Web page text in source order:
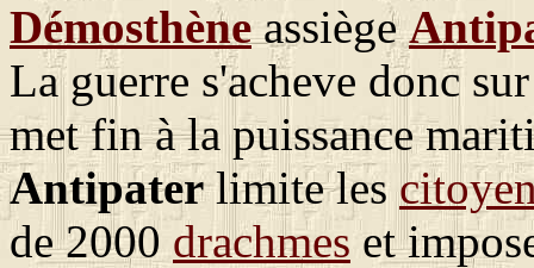
Démosthène assiège
La guerre s'acheve donc
met fin à la puissance
Antipaterlimite les
de 2000 drachmes et